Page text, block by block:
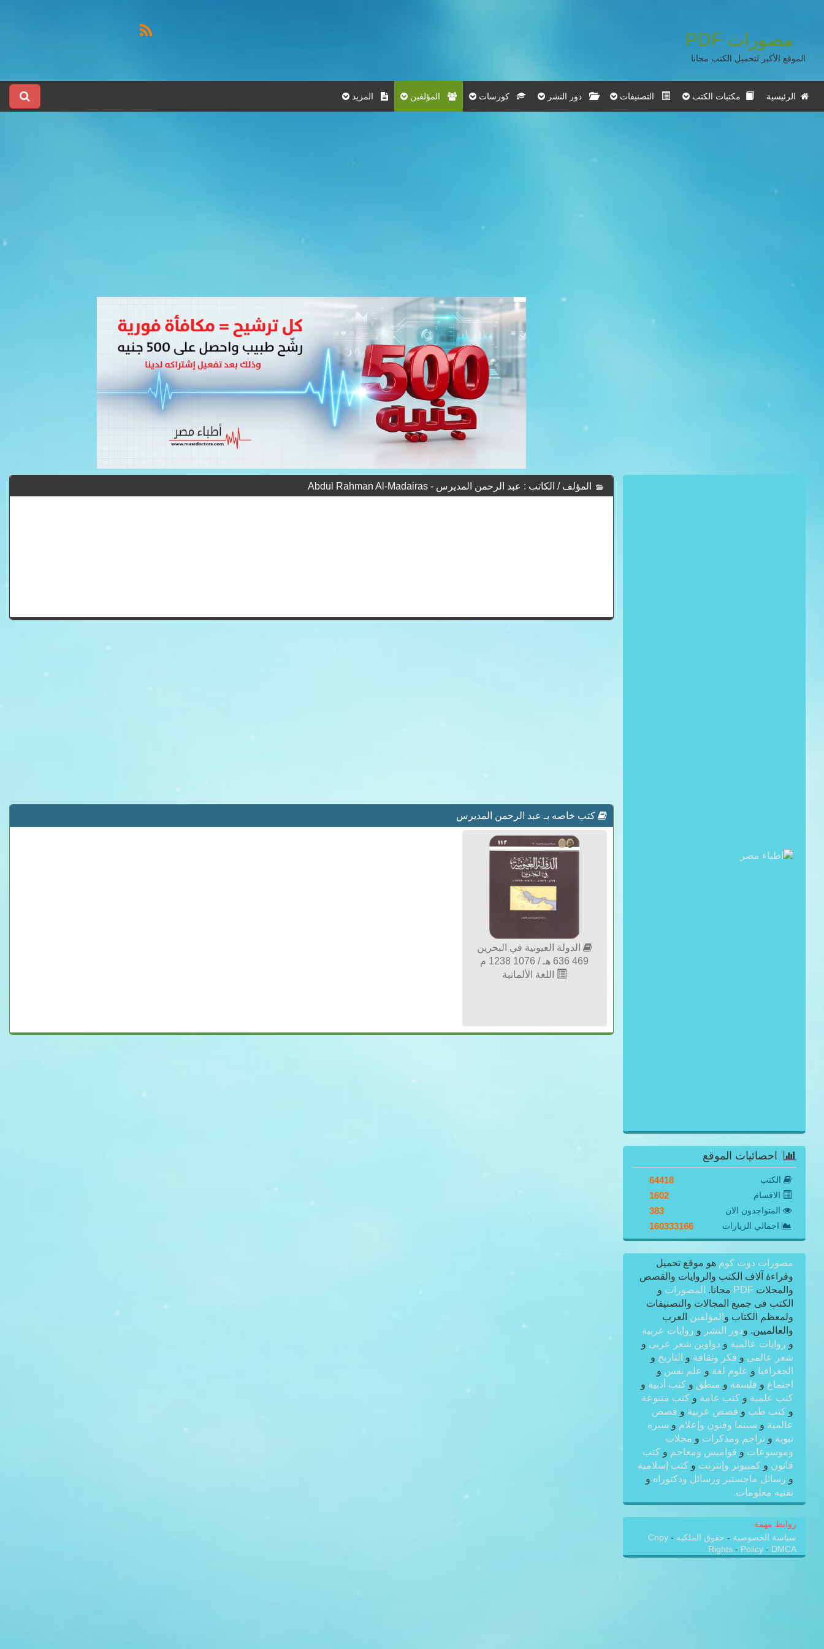
مصورات PDF
الموقع الأكبر لتحميل الكتب مجانا
الرئيسية مكتبات الكتب التصنيفات دور النشر كورسات المؤلفين المزيد
المؤلف / الكاتب : عبد الرحمن المديرس - Abdul Rahman Al-Madairas
كتب خاصه بـ عبد الرحمن المديرس
الدولة العيونية في البحرين
469 636 هـ / 1076 1238 م
اللغة الألمانية
احصائيات الموقع
الكتب 64418
الاقسام 1602
المتواجدون الان 383
اجمالي الزيارات 160333166
مصورات دوت كوم هو موقع تحميل
وقراءة آلاف الكتب والروايات والقصص
والمجلات PDF مجانا. المصورات و
الكتب فى جميع المجالات والتصنيفات
ولمعظم الكتاب و المؤلفين العرب
والعالميين. ودور النشر و روايات عربية
و روايات عالمية و دواوين شعر عربى و
شعر عالمى و فكر وثقافة و التاريخ و
الجغرافيا و علوم لغة و علم نفس و
اجتماع و فلسفة و منطق و كتب أدبية و
كتب علمية و كتب عامة و كتب متنوعة
و كتب طب و قصص عربية و قصص
عالمية و سينما وفنون وإعلام و سيره
نبوية و تراجم ومذكرات و مجلات
وموسوعات و قواميس ومعاجم و كتب
قانون و كمبيوتر وإنترنت و كتب إسلامية
و رسائل ماجستير ورسائل ودكتوراه و
تقنيه معلومات.
روابط مهمة
سياسة الخصوصية - حقوق الملكيه -
Copy
Rights - Policy - DMCA